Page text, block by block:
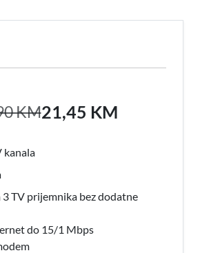
KM21,45 KM
kanala
TV prijemnika bez dodatne
do 15/1 Mbps